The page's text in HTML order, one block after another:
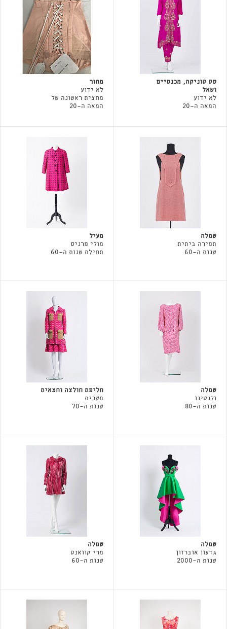
סט טוניקה, מכנסיים
ושאל
לא ידוע
המאה ה-20
מחוך
לא ידוע
מחצית ראשונה של
המאה ה-20
שמלה
תפירה ביתית
שנות ה-60
מעיל
מולי פרניס
תחילת שנות ה-60
שמלה
ולנטינו
שנות ה-80
חליפת חולצה וחצאית
משכית
שנות ה-70
שמלה
גדעון אוברזון
שנות ה-2000
שמלה
מרי קוואנט
שנות ה-60